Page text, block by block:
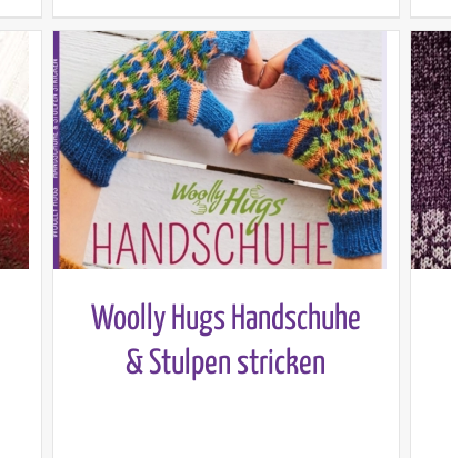
Woolly Hugs Handschuhe
& Stulpen stricken